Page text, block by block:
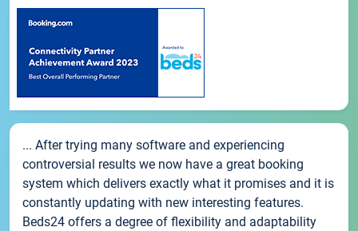
... After trying many software and experiencing
controversial results we now have a great booking
system which delivers exactly what it promises and it is
constantly updating with new interesting features.
Beds24 offers a degree of flexibility and adaptability